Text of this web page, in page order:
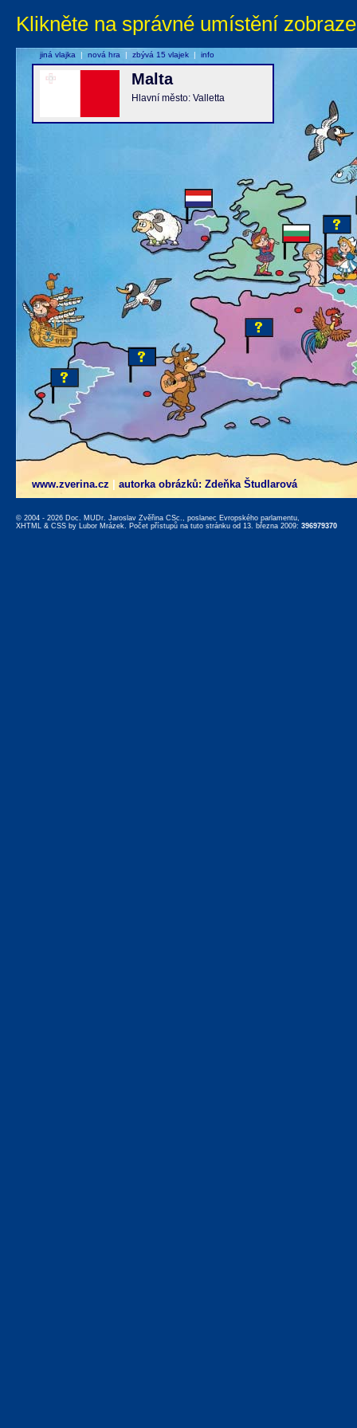
Klikněte na správné umístění
www.zverina.cz autorka obrázků: Zdeňka Študlarová
Malta
Hlavní město: Valletta
jiná vlajka | nová hra | zbývá 15 vlajek | info
© 2004 - 2026 Doc. MUDr. Jaroslav Zvěřina CSc., poslanec Evropského parlamentu,
XHTML & CSS by Lubor Mrázek. Počet přístupů na tuto stránku od 13. března 2009: 396979370